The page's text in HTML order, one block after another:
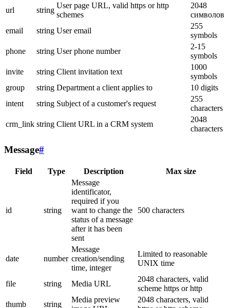
url
string
User page URL, valid https or http
schemes
2048
символов
email
string User email
255
symbols
phone
string User phone number
2-15
symbols
invite
string Client invitation text
1000
symbols
group
string Department a client applies to
10 digits
intent
string Subject of a customer's request
255
characters
crm_link string Client URL in a CRM system
2048
characters
Message#
Field Type Description Max size
id string
Message
identificator,
required if you
want to change the
status of a message
after it has been
sent
500 characters
date number
Message
creation/sending
time, integer
Limited to reasonable
UNIX time
file string Media URL
2048 characters, valid
scheme https or http
thumb
string
Media preview
2048 characters, valid